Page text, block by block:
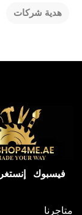
هدية شركات
فيسبوك
متاجرنا